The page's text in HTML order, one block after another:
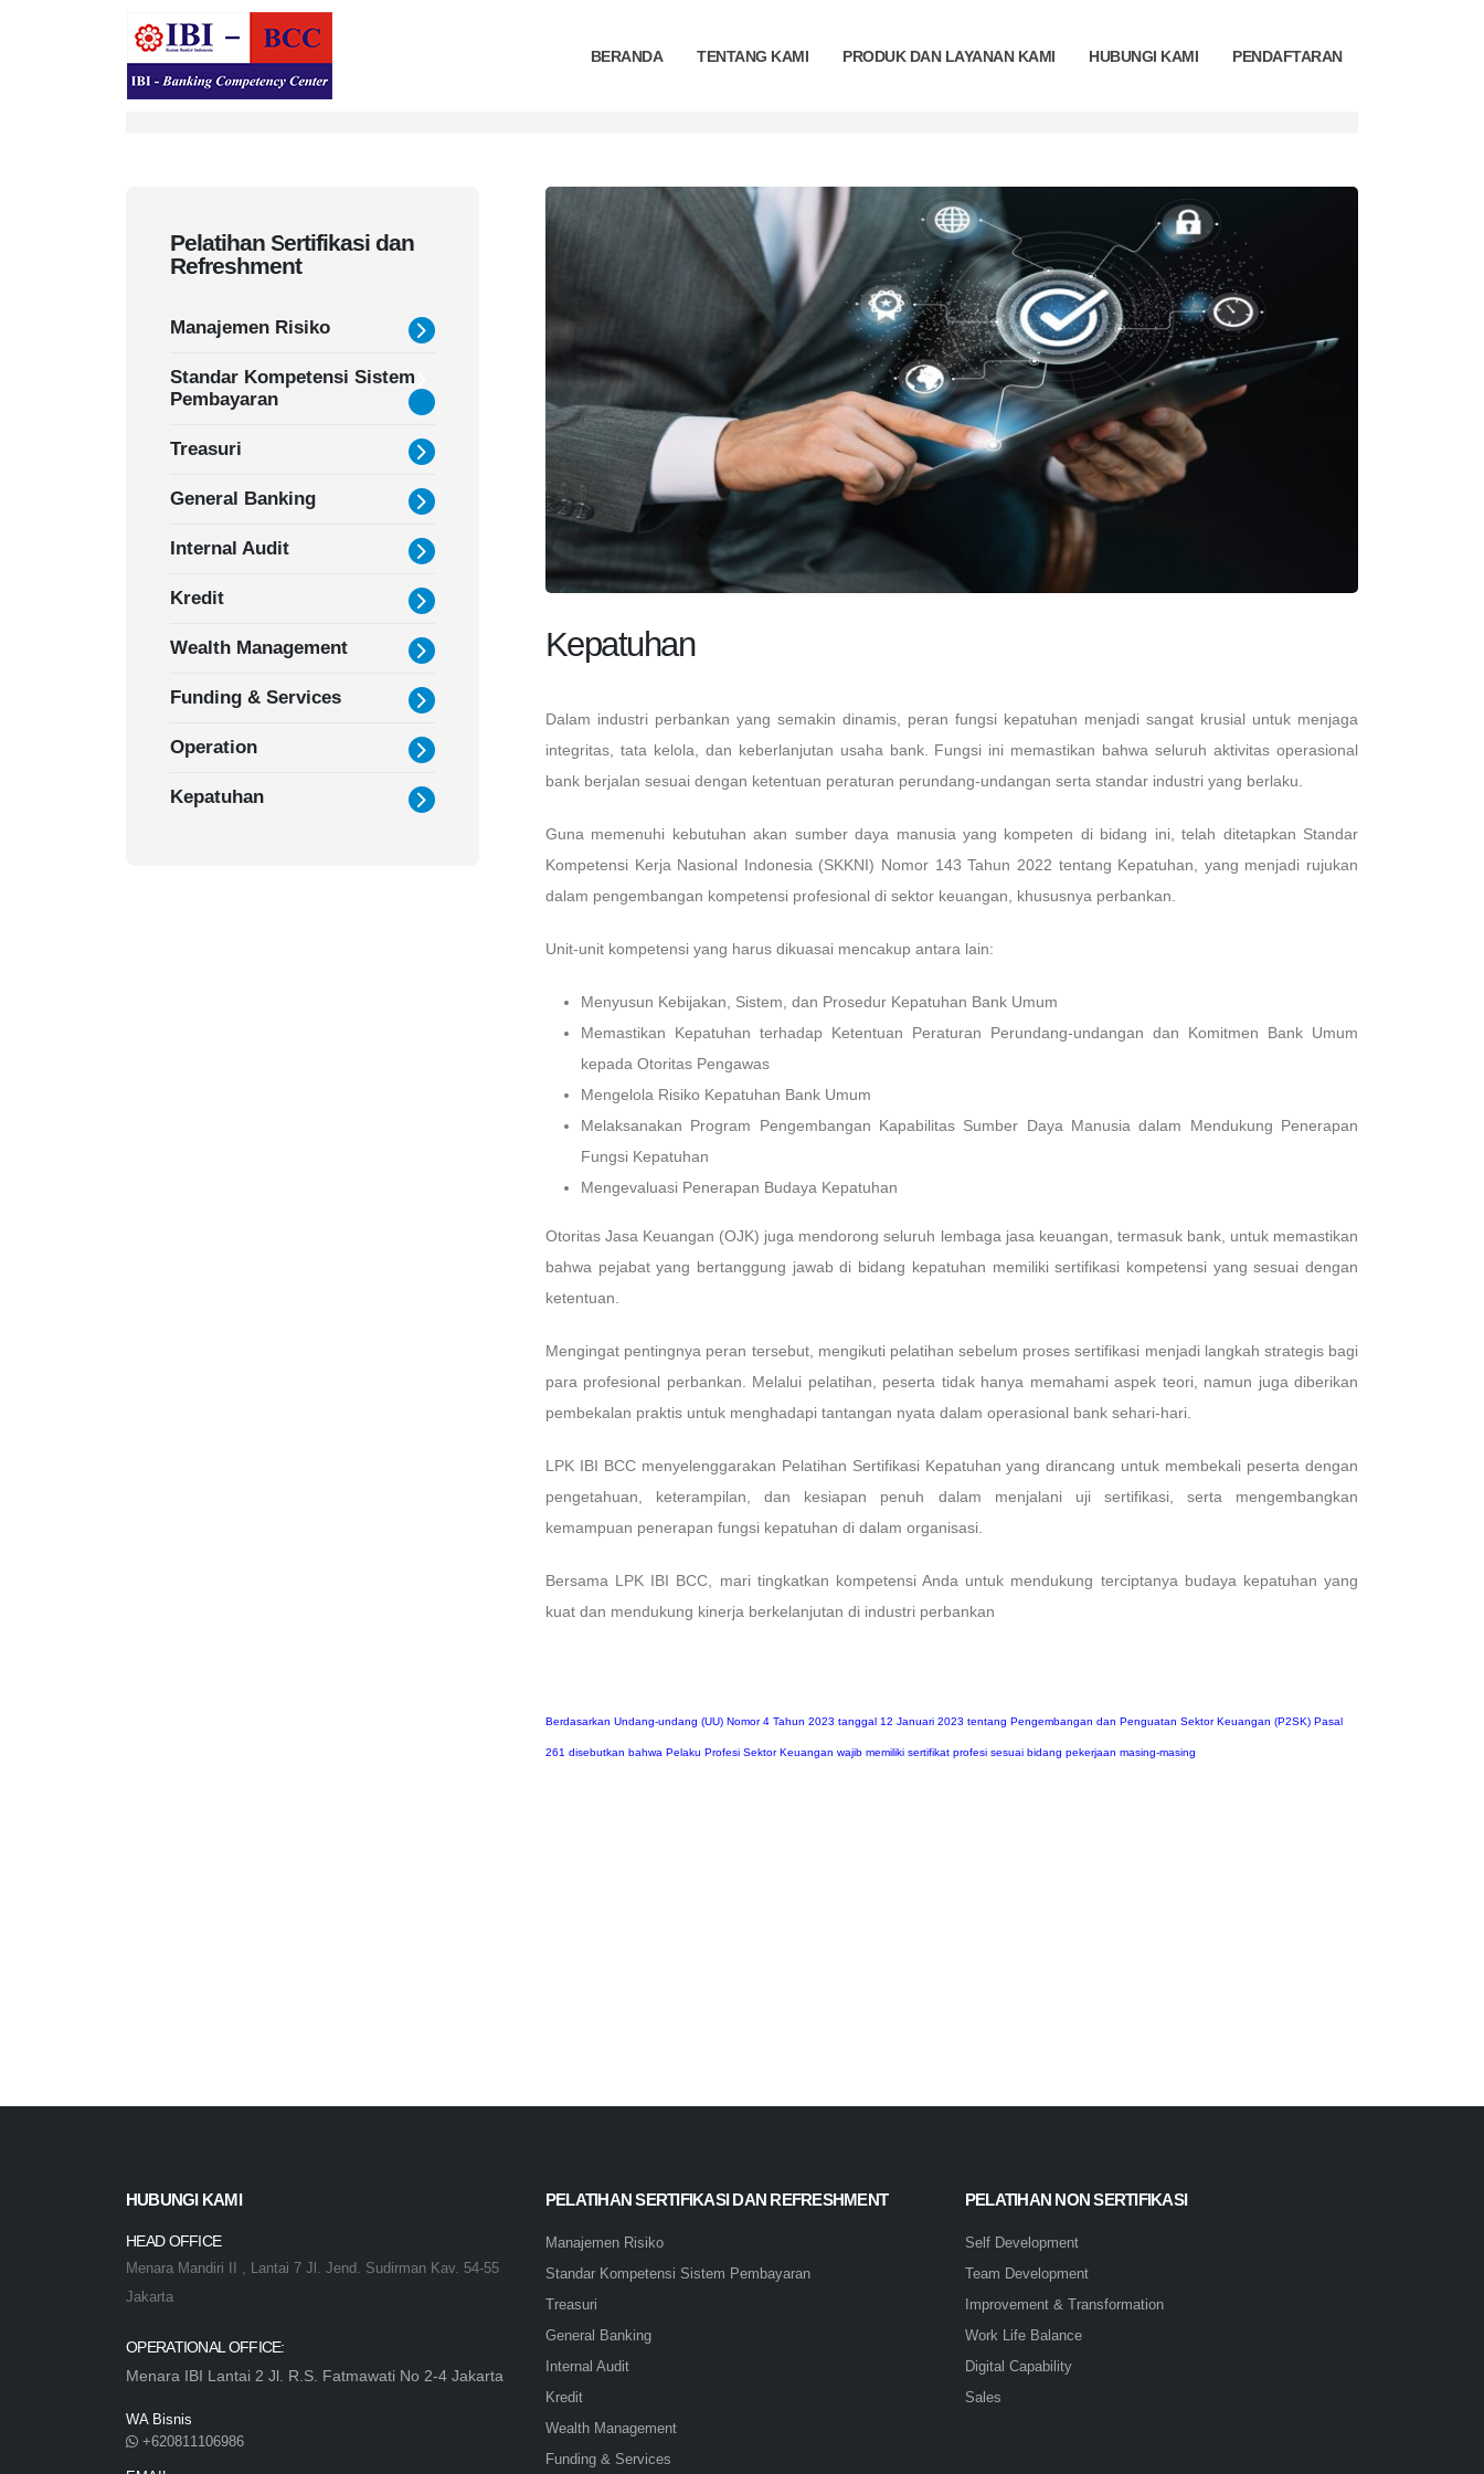
BERANDA TENTANG KAMI PRODUK DAN LAYANAN KAMI HUBUNGI KAMI PENDAFTARAN
Pelatihan Sertifikasi dan
Refreshment
Manajemen Risiko
Standar Kompetensi Sistem
Pembayaran
Treasuri
General Banking
Internal Audit
Kredit
Wealth Management
Funding & Services
Operation
Kepatuhan
Kepatuhan
Dalam industri perbankan yang semakin dinamis, peran fungsi kepatuhan menjadi sangat krusial untuk menjaga
integritas, tata kelola, dan keberlanjutan usaha bank. Fungsi ini memastikan bahwa seluruh aktivitas operasional
bank berjalan sesuai dengan ketentuan peraturan perundang-undangan serta standar industri yang berlaku.
Guna memenuhi kebutuhan akan sumber daya manusia yang kompeten di bidang ini, telah ditetapkan Standar
Kompetensi Kerja Nasional Indonesia (SKKNI) Nomor 143 Tahun 2022 tentang Kepatuhan, yang menjadi rujukan
dalam pengembangan kompetensi profesional di sektor keuangan, khususnya perbankan.
Unit-unit kompetensi yang harus dikuasai mencakup antara lain:
Menyusun Kebijakan, Sistem, dan Prosedur Kepatuhan Bank Umum
Memastikan Kepatuhan terhadap Ketentuan Peraturan Perundang-undangan dan Komitmen Bank Umum
kepada Otoritas Pengawas
Mengelola Risiko Kepatuhan Bank Umum
Melaksanakan Program Pengembangan Kapabilitas Sumber Daya Manusia dalam Mendukung Penerapan
Fungsi Kepatuhan
Mengevaluasi Penerapan Budaya Kepatuhan
Otoritas Jasa Keuangan (OJK) juga mendorong seluruh lembaga jasa keuangan, termasuk bank, untuk memastikan
bahwa pejabat yang bertanggung jawab di bidang kepatuhan memiliki sertifikasi kompetensi yang sesuai dengan
ketentuan.
Mengingat pentingnya peran tersebut, mengikuti pelatihan sebelum proses sertifikasi menjadi langkah strategis bagi
para profesional perbankan. Melalui pelatihan, peserta tidak hanya memahami aspek teori, namun juga diberikan
pembekalan praktis untuk menghadapi tantangan nyata dalam operasional bank sehari-hari.
LPK IBI BCC menyelenggarakan Pelatihan Sertifikasi Kepatuhan yang dirancang untuk membekali peserta dengan
pengetahuan, keterampilan, dan kesiapan penuh dalam menjalani uji sertifikasi, serta mengembangkan
kemampuan penerapan fungsi kepatuhan di dalam organisasi.
Bersama LPK IBI BCC, mari tingkatkan kompetensi Anda untuk mendukung terciptanya budaya kepatuhan yang
kuat dan mendukung kinerja berkelanjutan di industri perbankan
Berdasarkan Undang-undang (UU) Nomor 4 Tahun 2023 tanggal 12 Januari 2023 tentang Pengembangan dan Penguatan Sektor Keuangan (P2SK) Pasal
261 disebutkan bahwa Pelaku Profesi Sektor Keuangan wajib memiliki sertifikat profesi sesuai bidang pekerjaan masing-masing
HUBUNGI KAMI
HEAD OFFICE
Menara Mandiri II , Lantai 7 Jl. Jend. Sudirman Kav. 54-55
Jakarta
OPERATIONAL OFFICE:
Menara IBI Lantai 2 Jl. R.S. Fatmawati No 2-4 Jakarta
WA Bisnis
+620811106986
PELATIHAN SERTIFIKASI DAN REFRESHMENT
Manajemen Risiko
Standar Kompetensi Sistem Pembayaran
Treasuri
General Banking
Internal Audit
Kredit
Wealth Management
Funding & Services
PELATIHAN NON SERTIFIKASI
Self Development
Team Development
Improvement & Transformation
Work Life Balance
Digital Capability
Sales